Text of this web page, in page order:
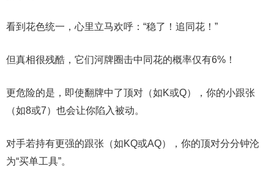
看到花色统一，心里立马欢呼：“稳了！追同花！”
但真相很残酷，它们河牌圈击中同花的概率仅有6%！
更危险的是，即使翻牌中了顶对（如K或Q），你的小跟张
（如8或7）也会让你陷入被动。
对手若持有更强的跟张（如KQ或AQ），你的顶对分分钟沦
为“买单工具”。